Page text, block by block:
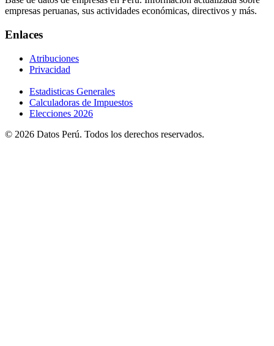
empresas peruanas, sus actividades económicas, directivos y más.
Enlaces
Atribuciones
Privacidad
Estadisticas Generales
Calculadoras de Impuestos
Elecciones 2026
© 2026 Datos Perú. Todos los derechos reservados.